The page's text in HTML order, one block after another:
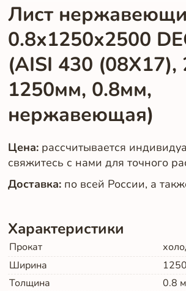
Лист
0.8х1250х2500
(AISI 430 (08Х17),
1250мм, 0.8мм,
нержавеющая)
Цена: рассчитывается
свяжитесь с нами для точного
Доставка: по всей России, а
Характеристики
Прокат
Ширина
1250
Толщина
0.8